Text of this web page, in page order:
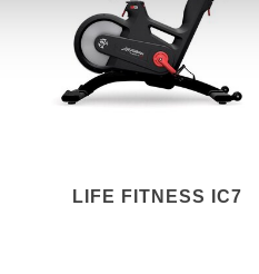
LIFE FITNESS IC7